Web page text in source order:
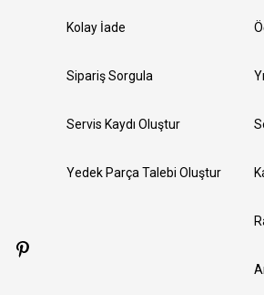
Kolay İade
Sipariş Sorgula
Servis Kaydı Oluştur
Yedek Parça Talebi Oluştur